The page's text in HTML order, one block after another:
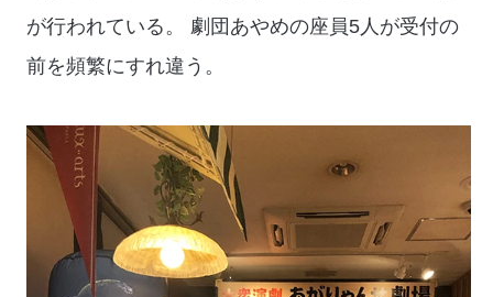
が行われている。 劇団あやめの座員5人が受付の
前を頻繁にすれ違う。